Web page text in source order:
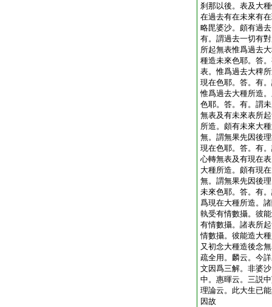
刹那以後。表及大
在過去有在未來有
略毘婆沙。頗有過
有。謂過去一切有
所起無表惟爲過去
種造未來色耶。答
表。惟爲過去大稗
現在色耶。答。有
惟爲過去大種所造
色耶。答。有。謂
無表及有未來表所
所造。頗有未來大
無。謂無果先因後
現在色耶。答。有
心轉無表及有現在
大種所造。頗有現
無。謂無果先因後
未來色耶。答。有
爲現在大種所造。
執受有情數攝。彼
有情數攝。諸表所
情數攝。彼能造大
又初念大種造後念
疏全用。麟云。今
文因爲三解。非婆
中。惠暉云。三説
理論云。此大生已
因故